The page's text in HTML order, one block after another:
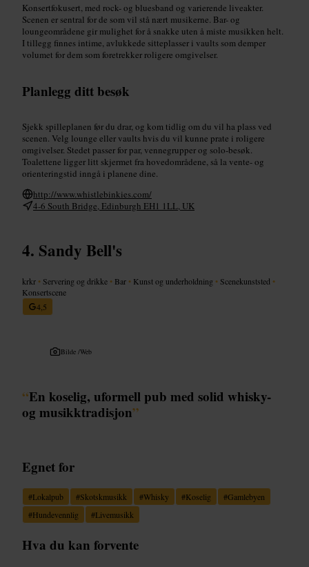
Konsertfokusert, med rock- og bluesband og varierende liveakter.
Scenen er sentral for de som vil stå nært musikerne. Bar- og
loungeområdene gir mulighet for å snakke uten å miste musikken helt.
I tillegg finnes intime, avlukkede sitteplasser i vaults som demper
volumet for dem som foretrekker roligere omgivelser.
Planlegg ditt besøk
Sjekk spilleplanen før du drar, og kom tidlig om du vil ha plass ved
scenen. Velg lounge eller vaults hvis du vil kunne prate i roligere
omgivelser. Stedet passer for par, vennegrupper og solo-besøk.
Toalettene ligger litt skjermet fra hovedområdene, så la vente- og
orienteringstid inngå i planene dine.
http://www.whistlebinkies.com/
4-6 South Bridge, Edinburgh EH1 1LL, UK
Sandy Bell's
krkr • Servering og drikke • Bar • Kunst og underholdning • Scenekunststed •
Konsertscene
4,5
Bilde /Web
“En koselig, uformell pub med solid whisky-
og musikktradisjon”
Egnet for
#Lokalpub #Skotskmusikk #Whisky #Koselig #Gamlebyen
#Hundevennlig #Livemusikk
Hva du kan forvente